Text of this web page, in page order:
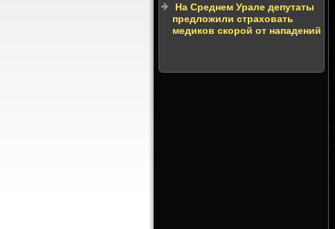
На Среднем Урале депутаты
предложили страховать
медиков скорой от нападений